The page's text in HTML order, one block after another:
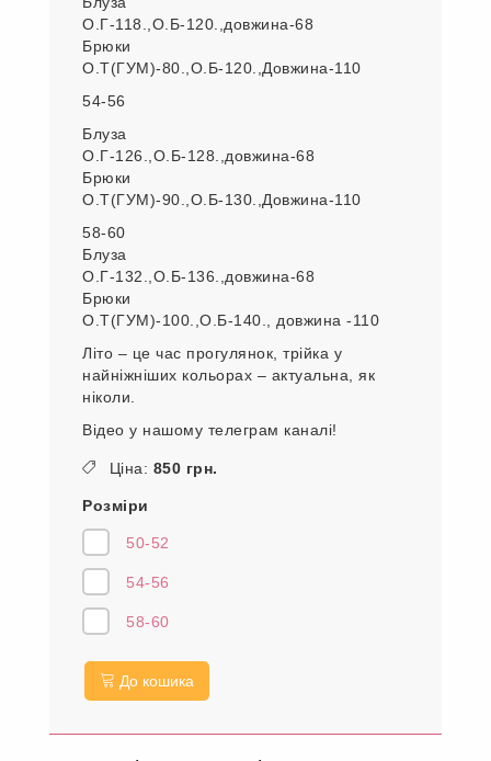
О.Г-118.,О.Б-120.,довжина-68
Брюки
О.Т(ГУМ)-80.,О.Б-120.,Довжина-110
54-56
Блуза
О.Г-126.,О.Б-128.,довжина-68
Брюки
О.Т(ГУМ)-90.,О.Б-130.,Довжина-110
58-60
Блуза
О.Г-132.,О.Б-136.,довжина-68
Брюки
О.Т(ГУМ)-100.,О.Б-140., довжина -110
Літо – це час прогулянок, трійка у
найніжніших кольорах – актуальна, як
ніколи.
Відео у нашому телеграм каналі!
Ціна: 850 грн.
Розміри
50-52
54-56
58-60
До кошика